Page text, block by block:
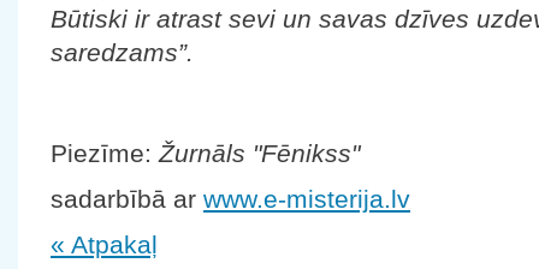
Būtiski ir atrast sevi un savas dzīves
saredzams”.
Piezīme: Žurnāls "Fēnikss"
sadarbībā ar www.e-misterija.lv
« Atpakaļ